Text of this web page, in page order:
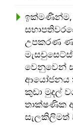
ඉක්මණින්ම,
උපකරණ
වෙනුවෙන්
ආයෝජනය
කුඩා මුදල්
තාක්ෂණික